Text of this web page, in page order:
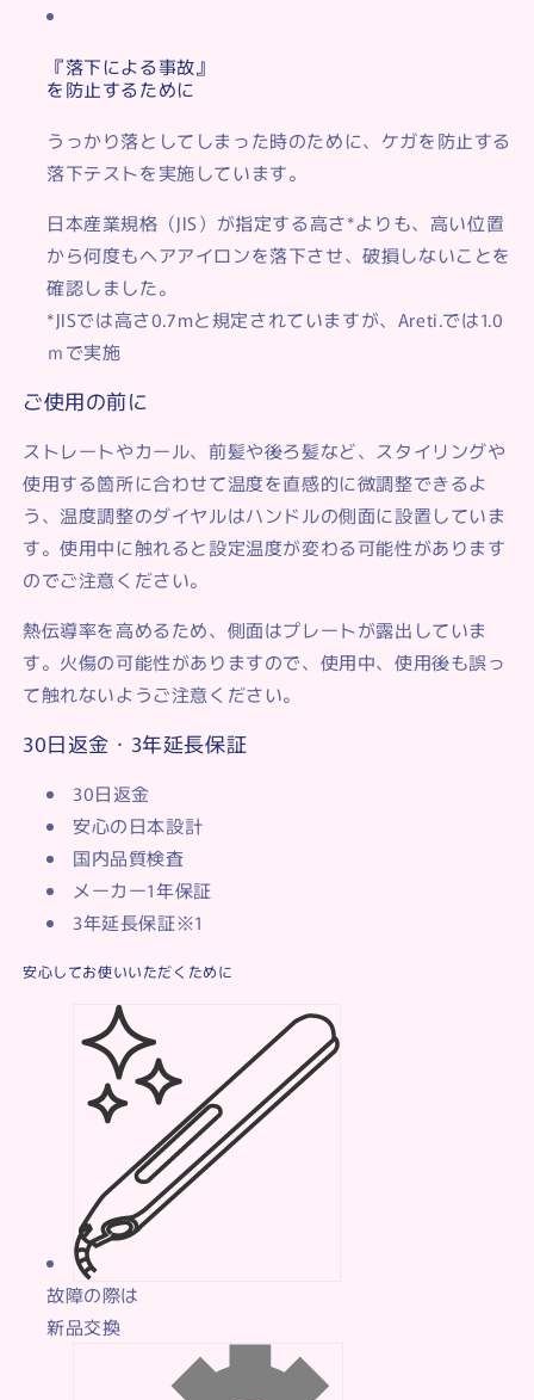
『落下による事故』
を防止するために
うっかり落としてしまった時のために、ケガを防止する
落下テストを実施しています。
日本産業規格（JIS）が指定する高さ*よりも、高い位置
から何度もヘアアイロンを落下させ、破損しないことを
確認しました。
*JISでは高さ0.7mと規定されていますが、Areti.では1.0
ｍで実施
ご使用の前に
ストレートやカール、前髪や後ろ髪など、スタイリングや
使用する箇所に合わせて温度を直感的に微調整できるよ
う、温度調整のダイヤルはハンドルの側面に設置していま
す。使用中に触れると設定温度が変わる可能性があります
のでご注意ください。
熱伝導率を高めるため、側面はプレートが露出していま
す。火傷の可能性がありますので、使用中、使用後も誤っ
て触れないようご注意ください。
30日返金・3年延長保証
30日返金
安心の日本設計
国内品質検査
メーカー1年保証
3年延長保証※1
安心してお使いいただくために
故障の際は
新品交換